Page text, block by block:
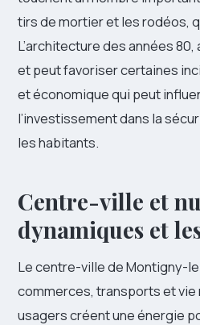
tirs de mortier et les rodéos,
L’architecture des années
et peut favoriser certaines
et économique qui peut
l’investissement dans la
les habitants.
Centre-ville et
dynamiques et
Le centre-ville de Montigny-
commerces, transports et vie
usagers créent une énergie